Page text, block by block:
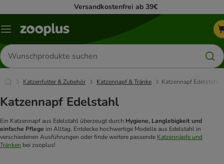
Versandkostenfrei ab 39€
Menü
Produkte
suchen
Katzenfutter & Zubehör Katzennapf & Tränke Katzennapf Edelstahl
Katzennapf Edelstahl
Ein Katzennapf aus Edelstahl überzeugt durch Hygiene, Langlebigkeit und
einfache Pflege im Alltag. Entdecke hochwertige Modelle aus Edelstahl in
verschiedenen Ausführungen oder finde weitere passende Katzennäpfe und
Tränken bei zooplus!